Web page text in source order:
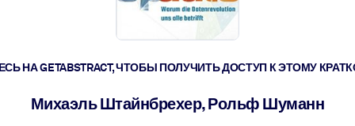
НА GETABSTRACT, ЧТОБЫ ПОЛУЧИТЬ ДОСТУП К ЭТОМУ
Михаэль Штайнбрехер, Рольф Шуманн